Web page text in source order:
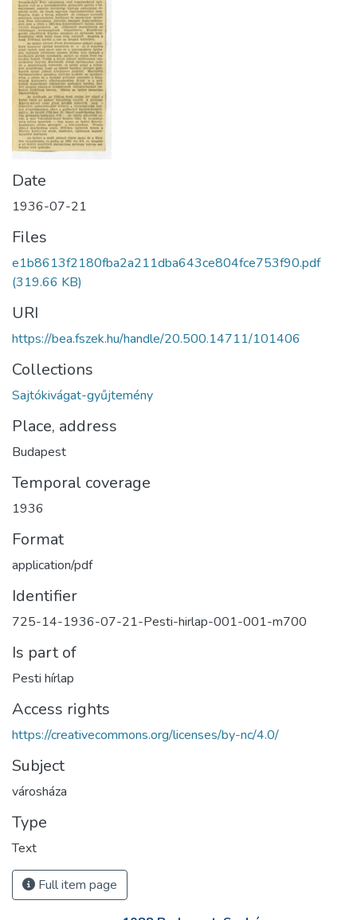
Date
1936-07-21
Files
e1b8613f2180fba2a211dba643ce804fce753f90.pdf
(319.66 KB)
URI
https://bea.fszek.hu/handle/20.500.14711/101406
Collections
Sajtókivágat-gyűjtemény
Place, address
Budapest
Temporal coverage
1936
Format
application/pdf
Identifier
725-14-1936-07-21-Pesti-hirlap-001-001-m700
Is part of
Pesti hírlap
Access rights
https://creativecommons.org/licenses/by-nc/4.0/
Subject
városháza
Type
Text
Full item page